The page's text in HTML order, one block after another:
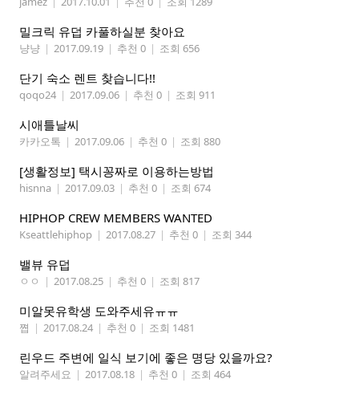
밀크릭 유덥 카풀하실분 찾아요
냥냥 | 2017.09.19 | 추천 0 | 조회 656
단기 숙소 렌트 찾습니다!!
qoqo24 | 2017.09.06 | 추천 0 | 조회 911
시애틀날씨
카카오톡 | 2017.09.06 | 추천 0 | 조회 880
[생활정보] 택시꽁짜로 이용하는방법
hisnna | 2017.09.03 | 추천 0 | 조회 674
HIPHOP CREW MEMBERS WANTED
Kseattlehiphop | 2017.08.27 | 추천 0 | 조회 344
밸뷰 유덥
ㅇㅇ | 2017.08.25 | 추천 0 | 조회 817
미알못유학생 도와주세유ㅠㅠ
쪕 | 2017.08.24 | 추천 0 | 조회 1481
린우드 주변에 일식 보기에 좋은 명당 있을까요?
알려주세요 | 2017.08.18 | 추천 0 | 조회 464